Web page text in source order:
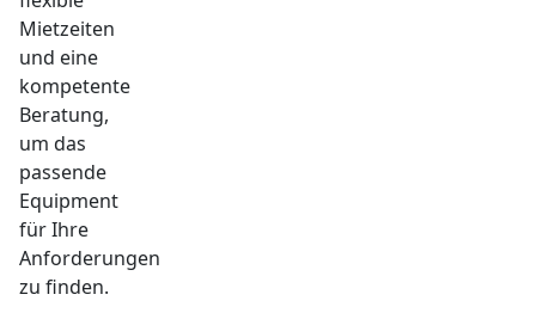
Mietzeiten
und eine
kompetente
Beratung,
um das
passende
Equipment
für Ihre
Anforderungen
zu finden.